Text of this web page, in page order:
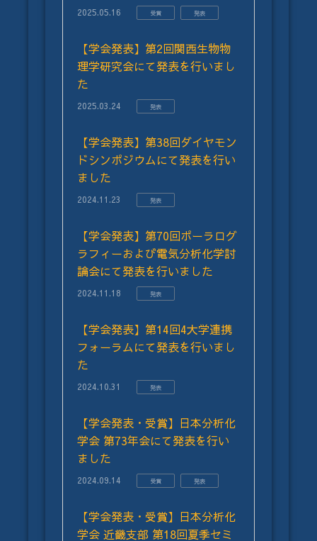
2025.05.16 受賞 発表
【学会発表】第2回関西生物物
理学研究会にて発表を行いまし
た
2025.03.24 発表
【学会発表】第38回ダイヤモン
ドシンポジウムにて発表を行い
ました
2024.11.23 発表
【学会発表】第70回ポーラログ
ラフィーおよび電気分析化学討
論会にて発表を行いました
2024.11.18 発表
【学会発表】第14回4大学連携
フォーラムにて発表を行いまし
た
2024.10.31 発表
【学会発表・受賞】日本分析化
学会 第73年会にて発表を行い
ました
2024.09.14 受賞 発表
【学会発表・受賞】日本分析化
学会 近畿支部 第18回夏季セミ